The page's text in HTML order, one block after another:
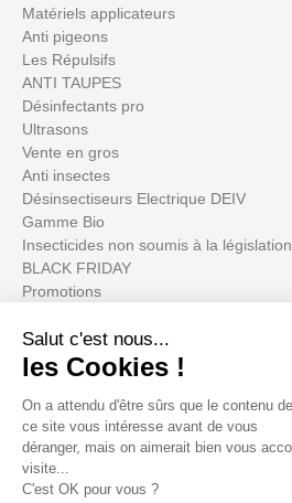
Matériels applicateurs
Anti pigeons
Les Répulsifs
ANTI TAUPES
Désinfectants pro
Ultrasons
Vente en gros
Anti insectes
Désinsectiseurs Electrique DEIV
Gamme Bio
Insecticides non soumis à la législation
BLACK FRIDAY
Promotions
Votre compte
Informations